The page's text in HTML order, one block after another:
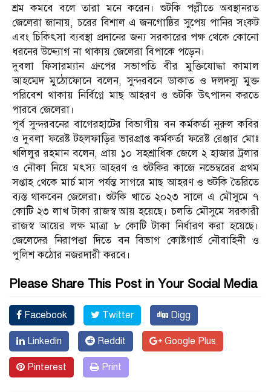
শ্রম কমবে বলে তারা মনে করেন। শুটকি পল্লীতে অবস্থানরত
জেলেরা জানায়, চরের বিশাল এ জনগোষ্ঠির সুপেয় পানির সংকট
এবং চিকিৎসা ব্যবস্থা প্রদানের জন্য সরকারের পক্ষ থেকে কোনো
ধরনের উদ্দ্যোগ না থাকায় জেলেরা বিপাকে পড়েন।
দুবলা ফিসারম্যান গ্রুপের সভাপতি বীর মুক্তিযোদ্ধা কামাল
আহম্মেদ মুঠোফোনে বলেন, সুন্দরবনে ডাকাত ও দলদস্যু মুক্ত
পরিবেশ থাকায় নির্বিগ্নে মাছ আহরণ ও শুটকি উৎপাদন করতে
পারবে জেলেরা।
পূর্ব সুন্দরবনের বাগেরহাটের বিভাগীয় বন কর্মকর্তা নুরুল কবির
ও দুবলা ফরেষ্ট টহলফাড়ির ভারপ্রাপ্ত কর্মকর্তা ফরেষ্ট রেঞ্জার মোঃ
খলিলুর রহমান বলেন, প্রায় ১০ সহশ্রাধিক জেলে ২ হাজার ট্রলার
ও নৌকা নিয়ে মৎস্য আহরণ ও শুটকির কাজে নভেম্বরের প্রথম
সপ্তাহ থেকে মার্চ মাস পর্যন্ত সাগরে মাছ আহরণ ও শুটকি তৈরিতে
ব্যস্ত থাকবেন জেলেরা। শুটকি খাতে ২০২৩ সালে এ মৌসুমে ৭
কোটি ২৩ লাখ টাকা রাজস্ব আয় হয়েছে। চলতি মৌসুমে সরকারী
রাজস্ব আয়ের লক্ষ মাত্রা ৮ কোটি টাকা নির্ধারণ করা হয়েছে।
জেলেদের নিরাপত্তা দিতে বন বিভাগ কোষ্টগার্ড নৌবাহিনী ও
পুলিশ কঠোর নজরদারী করবে।
Please Share This Post in Your Social Media
Facebook Twitter Digg
Linkedin Reddit Google Plus
Pinterest Print